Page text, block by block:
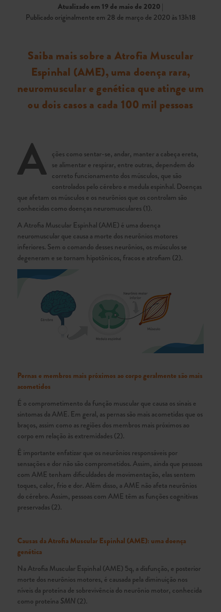
Atualizado em 19 de maio de 2020 |
Publicado originalmente em 28 de março de 2020 às 13h18
Saiba mais sobre a Atrofia Muscular
Espinhal (AME), uma doença rara,
neuromuscular e genética que atinge um
ou dois casos a cada 100 mil pessoas
A ções como sentar-se, andar, manter a cabeça ereta,
se alimentar e respirar, entre outras, dependem do
correto funcionamento dos músculos, que são
controlados pelo cérebro e medula espinhal. Doenças
que afetam os músculos e os neurônios que os controlam são
conhecidas como doenças neuromusculares (1).
A Atrofia Muscular Espinhal (AME) é uma doença
neuromuscular que causa a morte dos neurônios motores
inferiores. Sem o comando desses neurônios, os músculos se
degeneram e se tornam hipotônicos, fracos e atrofiam (2).
Pernas e membros mais próximos ao corpo geralmente são mais
acometidos
É o comprometimento da função muscular que causa os sinais e
sintomas da AME. Em geral, as pernas são mais acometidas que os
braços, assim como as regiões dos membros mais próximos ao
corpo em relação às extremidades (2).
É importante enfatizar que os neurônios responsáveis por
sensações e dor não são comprometidos. Assim, ainda que pessoas
com AME tenham dificuldades de movimentação, elas sentem
toques, calor, frio e dor. Além disso, a AME não afeta neurônios
do cérebro. Assim, pessoas com AME têm as funções cognitivas
preservadas (2).
Causas da Atrofia Muscular Espinhal (AME): uma doença
genética
Na Atrofia Muscular Espinhal (AME) 5q, a disfunção, e posterior
morte dos neurônios motores, é causada pela diminuição nos
níveis da proteína de sobrevivência do neurônio motor, conhecida
como proteína SMN(2).